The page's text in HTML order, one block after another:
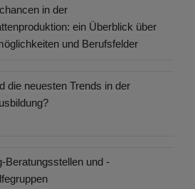
in der
ein Überblick über
und Berufsfelder
die neuesten Trends in der
Beratungsstellen und -